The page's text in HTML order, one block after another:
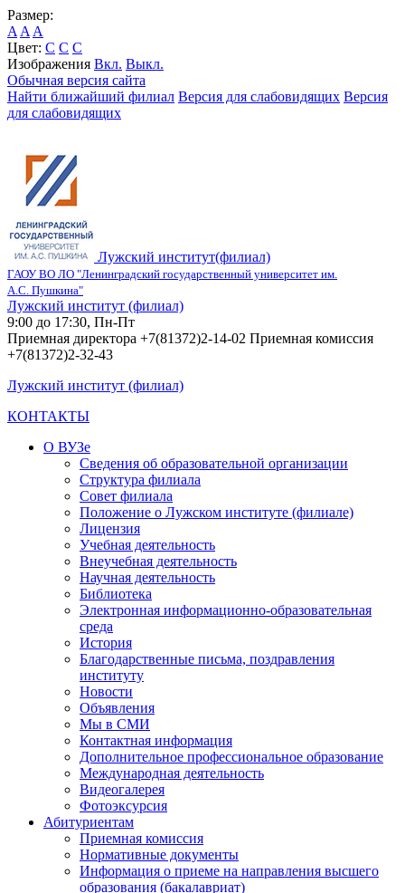
Размер:
A A A
Цвет: C C C
Изображения Вкл. Выкл.
Обычная версия сайта
Найти ближайший филиал Версия для слабовидящих Версия
для слабовидящих
Лужский институт(филиал)
ГАОУ ВО ЛО "Ленинградский государственный университет им.
А.С. Пушкина"
Лужский институт (филиал)
9:00 до 17:30, Пн-Пт
Приемная директора +7(81372)2-14-02 Приемная комиссия
+7(81372)2-32-43
Лужский институт (филиал)
КОНТАКТЫ
О ВУЗе
Сведения об образовательной организации
Структура филиала
Совет филиала
Положение о Лужском институте (филиале)
Лицензия
Учебная деятельность
Внеучебная деятельность
Научная деятельность
Библиотека
Электронная информационно-образовательная
среда
История
Благодарственные письма, поздравления
институту
Новости
Объявления
Мы в СМИ
Контактная информация
Дополнительное профессиональное образование
Международная деятельность
Видеогалерея
Фотоэксурсия
Абитуриентам
Приемная комиссия
Нормативные документы
Информация о приеме на направления высшего
образования (бакалавриат)